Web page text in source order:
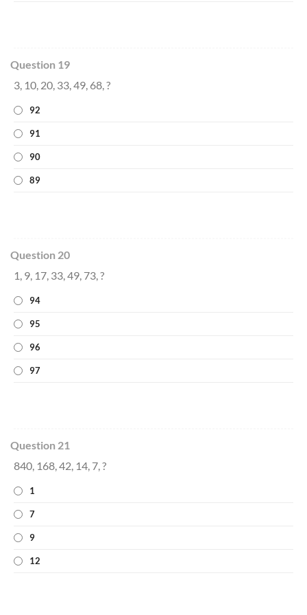
Question 19
3, 10, 20, 33, 49, 68, ?
92
91
90
89
Question 20
1, 9, 17, 33, 49, 73, ?
94
95
96
97
Question 21
840, 168, 42, 14, 7, ?
1
7
9
12